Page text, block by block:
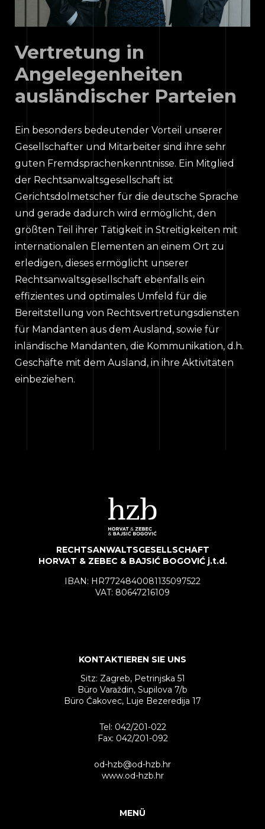
Vertretung in
Angelegenheiten
ausländischer Parteien
Ein besonders bedeutender Vorteil unserer
Gesellschafter und Mitarbeiter sind ihre sehr
guten Fremdsprachenkenntnisse. Ein Mitglied
der Rechtsanwaltsgesellschaft ist
Gerichtsdolmetscher für die deutsche Sprache
und gerade dadurch wird ermöglicht, den
größten Teil ihrer Tätigkeit in Streitigkeiten mit
internationalen Elementen an einem Ort zu
erledigen, dieses ermöglicht unserer
Rechtsanwaltsgesellschaft ebenfalls ein
effizientes und optimales Umfeld für die
Bereitstellung von Rechtsvertretungsdiensten
für Mandanten aus dem Ausland, sowie für
inländische Mandanten, die Kommunikation, d.h.
Geschäfte mit dem Ausland, in ihre Aktivitäten
einbeziehen.
RECHTSANWALTSGESELLSCHAFT
HORVAT & ZEBEC & BAJSIĆ BOGOVIĆ j.t.d.
IBAN: HR7724840081135097522
VAT: 80647216109
KONTAKTIEREN SIE UNS
Sitz: Zagreb, Petrinjska 51
Büro Varaždin, Supilova 7/b
Büro Čakovec, Luje Bezeredija 17
Tel: 042/201-022
Fax: 042/201-092
od-hzb@od-hzb.hr
www.od-hzb.hr
MENÜ